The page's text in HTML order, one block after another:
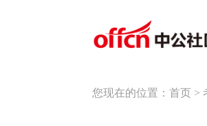
您现在的位置：首页 >